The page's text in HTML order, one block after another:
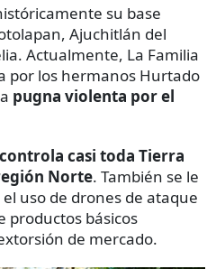
su base
Ajuchitlán del
Actualmente, La Familia
por los hermanos Hurtado
pugna violenta por el
casi toda Tierra
Norte. También se le
uso de drones de ataque
productos básicos
de mercado.